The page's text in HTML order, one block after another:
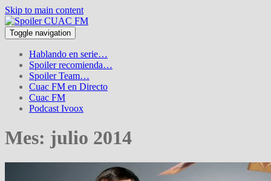
Skip to main content
Toggle navigation
Hablando en serie…
Spoiler recomienda…
Spoiler Team…
Cuac FM en Directo
Cuac FM
Podcast Ivoox
Mes: julio 2014